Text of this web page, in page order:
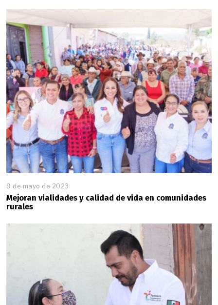
9 de mayo de 2023
Mejoran vialidades y calidad de vida en comunidades
rurales